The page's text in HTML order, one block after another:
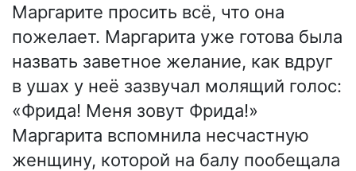
Маргарите просить всё, что она
пожелает. Маргарита уже готова была
назвать заветное желание, как вдруг
в ушах у неё зазвучал молящий голос:
«Фрида! Меня зовут Фрида!»
Маргарита вспомнила несчастную
женщину, которой на балу пообещала